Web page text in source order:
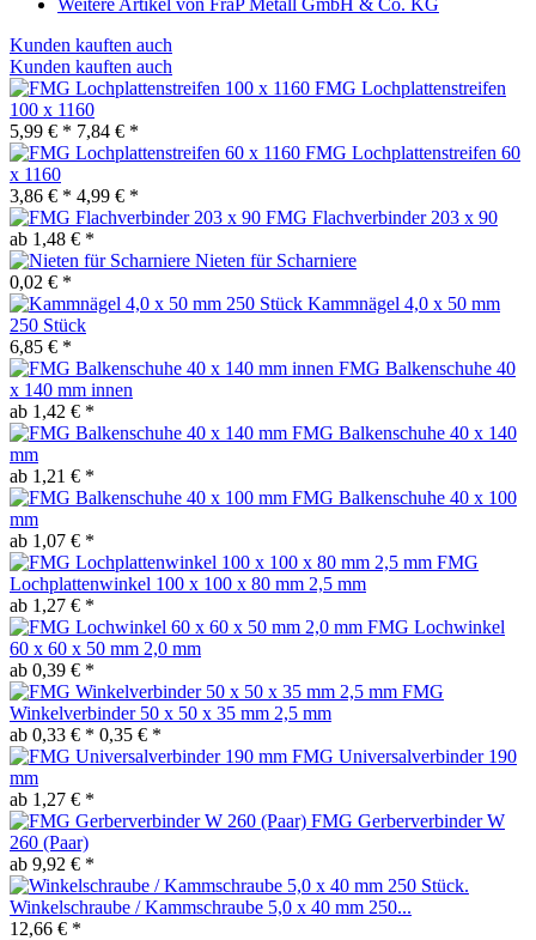
Kunden kauften auch
Kunden kauften auch
FMG Lochplattenstreifen
100 x 1160
5,99 € * 7,84 € *
FMG Lochplattenstreifen 60
x 1160
3,86 € * 4,99 € *
FMG Flachverbinder 203 x 90
ab 1,48 € *
Nieten für Scharniere
0,02 € *
Kammnägel 4,0 x 50 mm
250 Stück
6,85 € *
FMG Balkenschuhe 40
x 140 mm innen
ab 1,42 € *
FMG Balkenschuhe 40 x 140
mm
ab 1,21 € *
FMG Balkenschuhe 40 x 100
mm
ab 1,07 € *
FMG
Lochplattenwinkel 100 x 100 x 80 mm 2,5 mm
ab 1,27 € *
FMG Lochwinkel
60 x 60 x 50 mm 2,0 mm
ab 0,39 € *
FMG
Winkelverbinder 50 x 50 x 35 mm 2,5 mm
ab 0,33 € * 0,35 € *
FMG Universalverbinder 190
mm
ab 1,27 € *
FMG Gerberverbinder W
260 (Paar)
ab 9,92 € *
Winkelschraube / Kammschraube 5,0 x 40 mm 250...
12,66 € *